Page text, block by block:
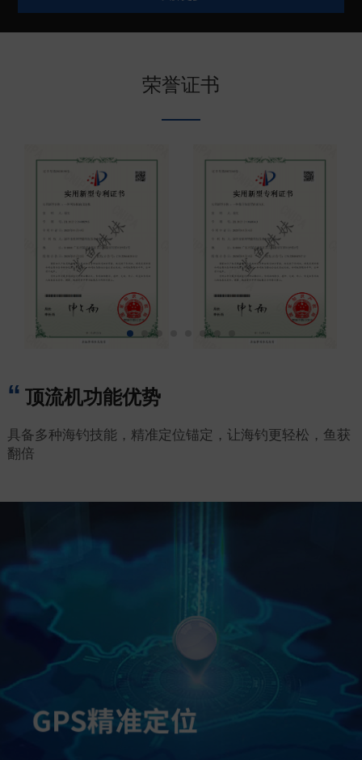
较高的防腐蚀性能和结实可靠的产品特点。目前鲨鱼
妹妹电子锚在中国深受广大钓友、船主、代理商伙伴
台湾、印尼、泰国等地区或者国家。欢迎有需要的朋
荣誉证书
顶流机功能优势
具备多种海钓技能，精准定位锚定，让海钓更轻松，鱼获
翻倍